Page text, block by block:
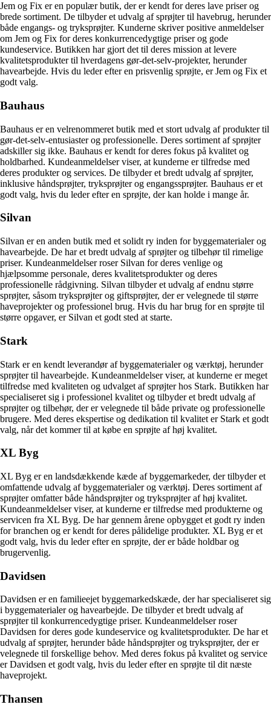
Jem og Fix er en populær butik, der er kendt for deres lave priser og
brede sortiment. De tilbyder et udvalg af sprøjter til havebrug, herunder
både engangs- og tryksprøjter. Kunderne skriver positive anmeldelser
om Jem og Fix for deres konkurrencedygtige priser og gode
kundeservice. Butikken har gjort det til deres mission at levere
kvalitetsprodukter til hverdagens gør-det-selv-projekter, herunder
havearbejde. Hvis du leder efter en prisvenlig sprøjte, er Jem og Fix et
godt valg.
Bauhaus
Bauhaus er en velrenommeret butik med et stort udvalg af produkter til
gør-det-selv-entusiaster og professionelle. Deres sortiment af sprøjter
adskiller sig ikke. Bauhaus er kendt for deres fokus på kvalitet og
holdbarhed. Kundeanmeldelser viser, at kunderne er tilfredse med
deres produkter og services. De tilbyder et bredt udvalg af sprøjter,
inklusive håndsprøjter, tryksprøjter og engangssprøjter. Bauhaus er et
godt valg, hvis du leder efter en sprøjte, der kan holde i mange år.
Silvan
Silvan er en anden butik med et solidt ry inden for byggematerialer og
havearbejde. De har et bredt udvalg af sprøjter og tilbehør til rimelige
priser. Kundeanmeldelser roser Silvan for deres venlige og
hjælpsomme personale, deres kvalitetsprodukter og deres
professionelle rådgivning. Silvan tilbyder et udvalg af endnu større
sprøjter, såsom tryksprøjter og giftsprøjter, der er velegnede til større
haveprojekter og professionel brug. Hvis du har brug for en sprøjte til
større opgaver, er Silvan et godt sted at starte.
Stark
Stark er en kendt leverandør af byggematerialer og værktøj, herunder
sprøjter til havearbejde. Kundeanmeldelser viser, at kunderne er meget
tilfredse med kvaliteten og udvalget af sprøjter hos Stark. Butikken har
specialiseret sig i professionel kvalitet og tilbyder et bredt udvalg af
sprøjter og tilbehør, der er velegnede til både private og professionelle
brugere. Med deres ekspertise og dedikation til kvalitet er Stark et godt
valg, når det kommer til at købe en sprøjte af høj kvalitet.
XL Byg
XL Byg er en landsdækkende kæde af byggemarkeder, der tilbyder et
omfattende udvalg af byggematerialer og værktøj. Deres sortiment af
sprøjter omfatter både håndsprøjter og tryksprøjter af høj kvalitet.
Kundeanmeldelser viser, at kunderne er tilfredse med produkterne og
servicen fra XL Byg. De har gennem årene opbygget et godt ry inden
for branchen og er kendt for deres pålidelige produkter. XL Byg er et
godt valg, hvis du leder efter en sprøjte, der er både holdbar og
brugervenlig.
Davidsen
Davidsen er en familieejet byggemarkedskæde, der har specialiseret sig
i byggematerialer og havearbejde. De tilbyder et bredt udvalg af
sprøjter til konkurrencedygtige priser. Kundeanmeldelser roser
Davidsen for deres gode kundeservice og kvalitetsprodukter. De har et
udvalg af sprøjter, herunder både håndsprøjter og tryksprøjter, der er
velegnede til forskellige behov. Med deres fokus på kvalitet og service
er Davidsen et godt valg, hvis du leder efter en sprøjte til dit næste
haveprojekt.
Thansen